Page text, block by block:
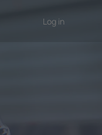
Log in